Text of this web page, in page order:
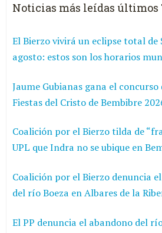
Noticias más leídas últimos
El Bierzo vivirá un eclipse total de
agosto: estos son los horarios
Jaume Gubianas gana el
Fiestas del Cristo de Bembibre
Coalición por el Bierzo tilda de
UPL que Indra no se ubique en
Coalición por el Bierzo denuncia
del río Boeza en Albares de la
El PP denuncia el abandono del